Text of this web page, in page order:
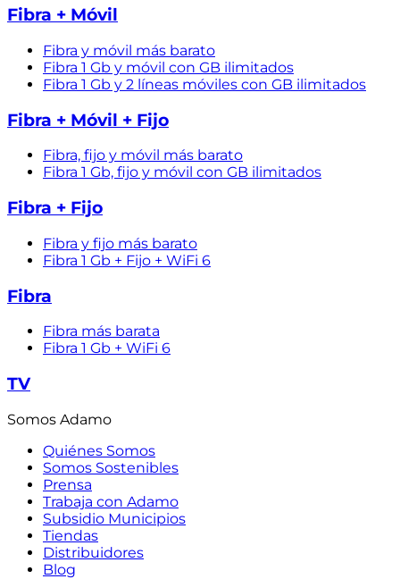
Fibra + Móvil
Fibra y móvil más barato
Fibra 1 Gb y móvil con GB ilimitados
Fibra 1 Gb y 2 líneas móviles con GB ilimitados
Fibra + Móvil + Fijo
Fibra, fijo y móvil más barato
Fibra 1 Gb, fijo y móvil con GB ilimitados
Fibra + Fijo
Fibra y fijo más barato
Fibra 1 Gb + Fijo + WiFi 6
Fibra
Fibra más barata
Fibra 1 Gb + WiFi 6
TV
Somos Adamo
Quiénes Somos
Somos Sostenibles
Prensa
Trabaja con Adamo
Subsidio Municipios
Tiendas
Distribuidores
Blog